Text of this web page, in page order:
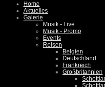
Home
Aktuelles
Galerie
Musik - Live
Musik - Promo
Events
Reisen
Belgien
Deutschland
Frankreich
Großbritannien